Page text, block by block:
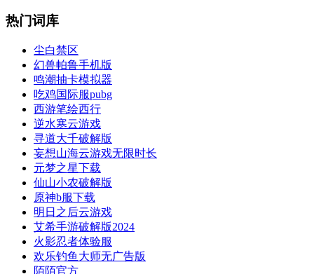
热门词库
尘白禁区
幻兽帕鲁手机版
鸣潮抽卡模拟器
吃鸡国际服pubg
西游笔绘西行
逆水寒云游戏
寻道大千破解版
妄想山海云游戏无限时长
元梦之星下载
仙山小农破解版
原神b服下载
明日之后云游戏
艾希手游破解版2024
火影忍者体验服
欢乐钓鱼大师无广告版
陌陌官方